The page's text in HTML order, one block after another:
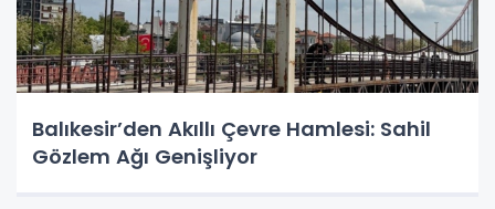
Balıkesir’den Akıllı Çevre Hamlesi: Sahil
Gözlem Ağı Genişliyor